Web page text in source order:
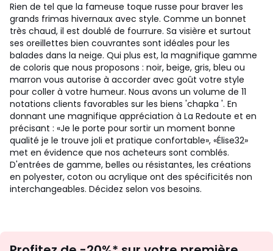
Rien de tel que la fameuse toque russe pour braver les
grands frimas hivernaux avec style. Comme un bonnet
très chaud, il est doublé de fourrure. Sa visière et surtout
ses oreillettes bien couvrantes sont idéales pour les
balades dans la neige. Qui plus est, la magnifique gamme
de coloris que nous proposons : noir, beige, gris, bleu ou
marron vous autorise à accorder avec goût votre style
pour coller à votre humeur. Nous avons un volume de 11
notations clients favorables sur les biens 'chapka '. En
donnant une magnifique appréciation à La Redoute et en
précisant : «Je le porte pour sortir un moment bonne
qualité je le trouve joli et pratique confortable», «Élise32»
met en évidence que nos acheteurs sont comblés.
D'entrées de gamme, belles ou résistantes, les créations
en polyester, coton ou acrylique ont des spécificités non
interchangeables. Décidez selon vos besoins.